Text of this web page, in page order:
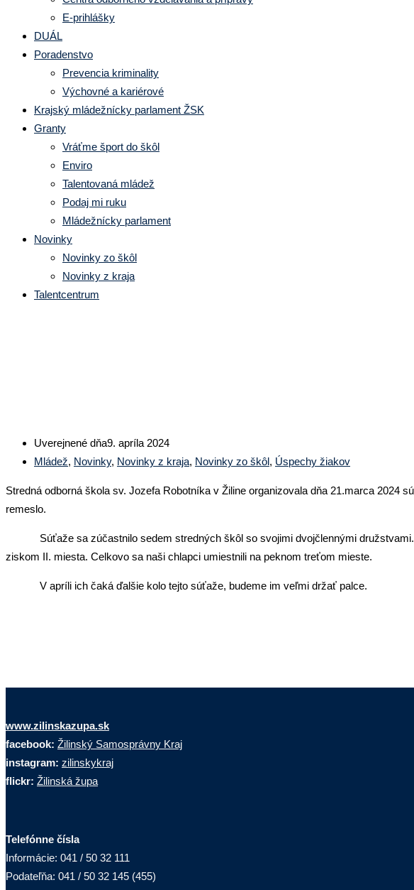
E-prihlášky
DUÁL
Poradenstvo
Prevencia kriminality
Výchovné a kariérové
Krajský mládežnícky parlament ŽSK
Granty
Vráťme šport do škôl
Enviro
Talentovaná mládež
Podaj mi ruku
Mládežnícky parlament
Novinky
Novinky zo škôl
Novinky z kraja
Talentcentrum
Uverejnené dňa9. apríla 2024
Mládež, Novinky, Novinky z kraja, Novinky zo škôl, Úspechy žiakov
Stredná odborná škola sv. Jozefa Robotníka v Žiline organizovala dňa 21.marca
remeslo.
Súťaže sa zúčastnilo sedem stredných škôl so svojimi dvojčlennými družstvami.
ziskom II. miesta. Celkovo sa naši chlapci umiestnili na peknom treťom mieste.
V apríli ich čaká ďalšie kolo tejto súťaže, budeme im veľmi držať palce.
www.zilinskazupa.sk
facebook: Žilinský Samosprávny Kraj
instagram: zilinskykraj
flickr: Žilinská župa
Telefónne čísla
Informácie: 041 / 50 32 111
Podateľňa: 041 / 50 32 145 (455)